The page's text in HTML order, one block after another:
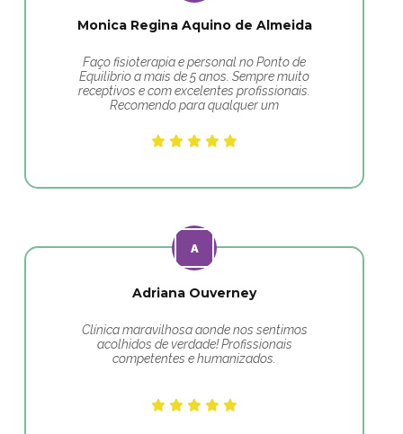
Monica Regina Aquino de Almeida
Faço fisioterapia e personal no Ponto de
Equilibrio a mais de 5 anos. Sempre muito
receptivos e com excelentes profissionais.
Recomendo para qualquer um
Adriana Ouverney
Clínica maravilhosa aonde nos sentimos
acolhidos de verdade! Profissionais
competentes e humanizados.